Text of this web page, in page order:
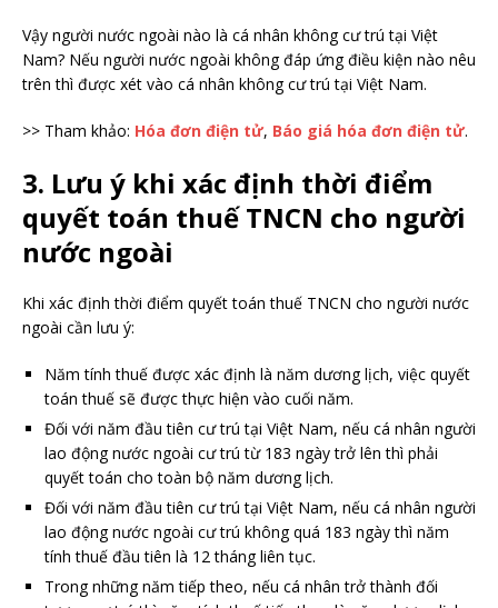
Vậy người nước ngoài nào là cá nhân không cư trú tại Việt
Nam? Nếu người nước ngoài không đáp ứng điều kiện nào nêu
trên thì được xét vào cá nhân không cư trú tại Việt Nam.
>> Tham khảo: Hóa đơn điện tử, Báo giá hóa đơn điện tử.
3. Lưu ý khi xác định thời điểm
quyết toán thuế TNCN cho người
nước ngoài
Khi xác định thời điểm quyết toán thuế TNCN cho người nước
ngoài cần lưu ý:
Năm tính thuế được xác định là năm dương lịch, việc quyết
toán thuế sẽ được thực hiện vào cuối năm.
Đối với năm đầu tiên cư trú tại Việt Nam, nếu cá nhân người
lao động nước ngoài cư trú từ 183 ngày trở lên thì phải
quyết toán cho toàn bộ năm dương lịch.
Đối với năm đầu tiên cư trú tại Việt Nam, nếu cá nhân người
lao động nước ngoài cư trú không quá 183 ngày thì năm
tính thuế đầu tiên là 12 tháng liên tục.
Trong những năm tiếp theo, nếu cá nhân trở thành đối